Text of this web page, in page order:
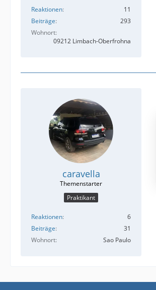
Reaktionen
11
Beiträge
293
Wohnort
09212 Limbach-Oberfrohna
caravella
Praktikant
Reaktionen
6
Beiträge
31
Wohnort
Sao Paulo